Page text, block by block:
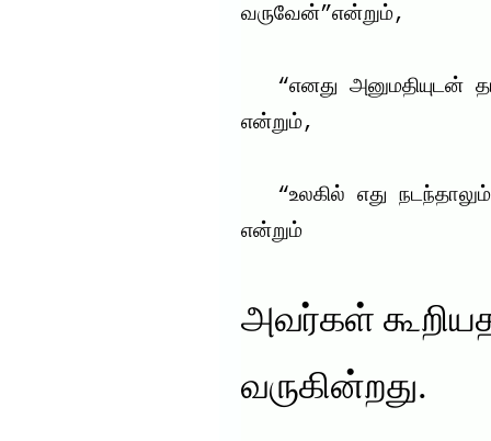
வருவேன்”என்றும்,
என்றும்,
என்றும்
அவர்கள்
வருகின்றது.